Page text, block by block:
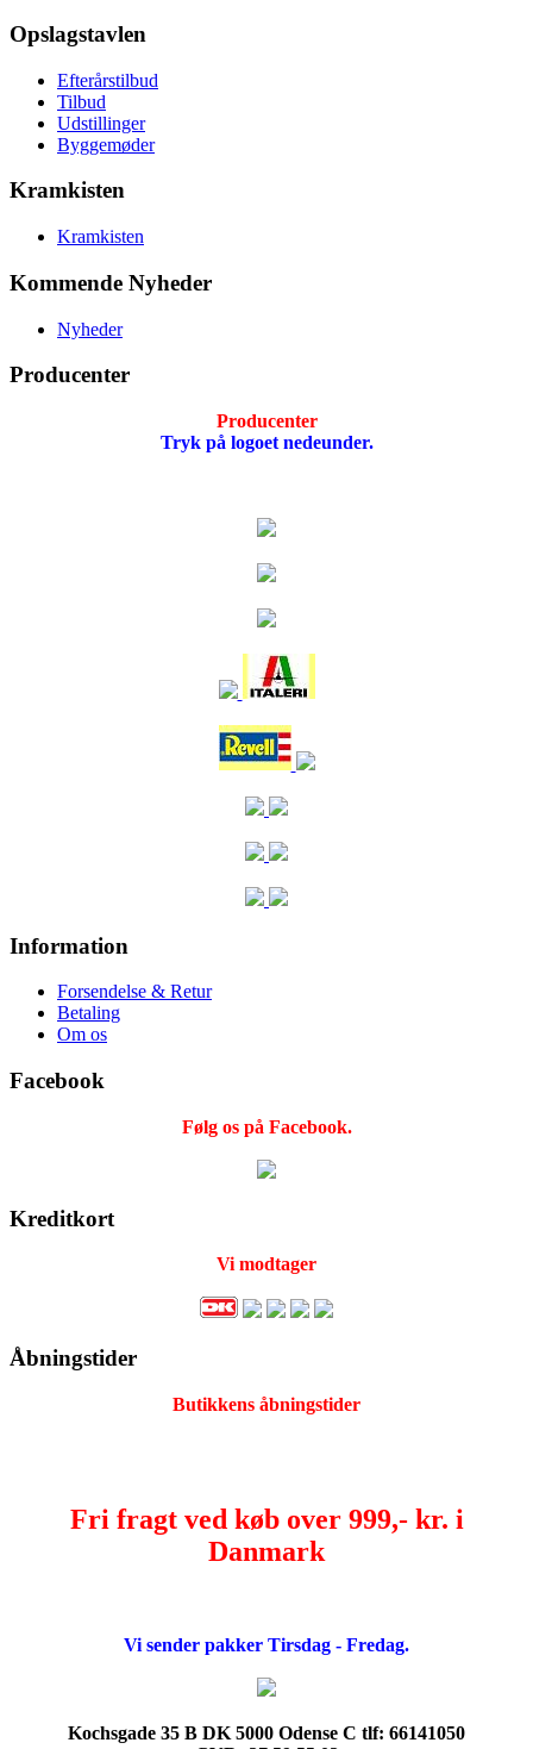
Opslagstavlen
Efterårstilbud
Tilbud
Udstillinger
Byggemøder
Kramkisten
Kramkisten
Kommende Nyheder
Nyheder
Producenter
Producenter
Tryk på logoet nedeunder.
Information
Forsendelse & Retur
Betaling
Om os
Facebook
Følg os på Facebook.
Kreditkort
Vi modtager
Åbningstider
Butikkens åbningstider
Fri fragt ved køb over 999,- kr. i
Danmark
Vi sender pakker Tirsdag - Fredag.
Kochsgade 35 B DK 5000 Odense C tlf: 66141050